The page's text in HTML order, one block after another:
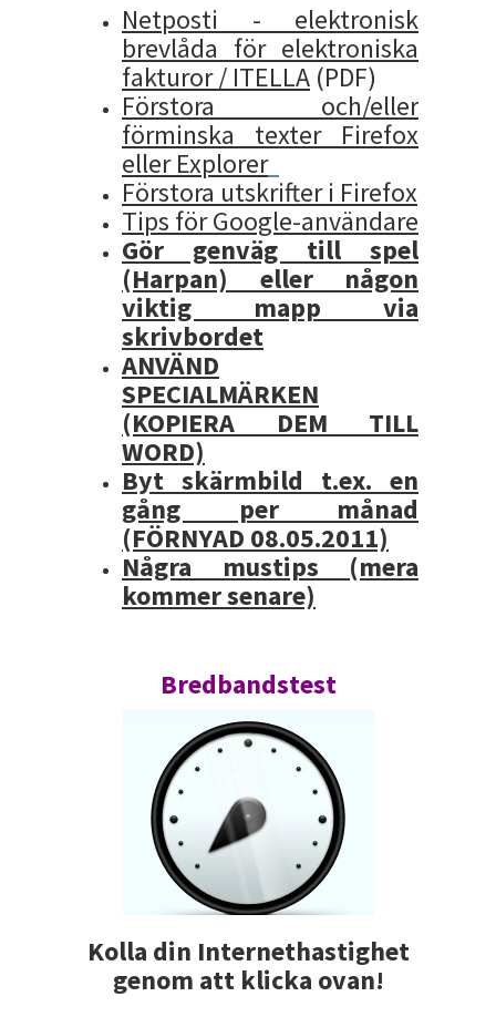
Netposti - elektronisk
brevlåda för elektroniska
fakturor / ITELLA (PDF)
Förstora och/eller
förminska texter Firefox
eller Explorer
Förstora utskrifter i Firefox
Tips för Google-användare
Gör genväg till spel
(Harpan) eller någon
viktig mapp via
skrivbordet
ANVÄND
SPECIALMÄRKEN
(KOPIERA DEM TILL
WORD)
Byt skärmbild t.ex. en
gång per månad
(FÖRNYAD 08.05.2011)
Några mustips (mera
kommer senare)
Bredbandstest
Kolla din Internethastighet
genom att klicka ovan!